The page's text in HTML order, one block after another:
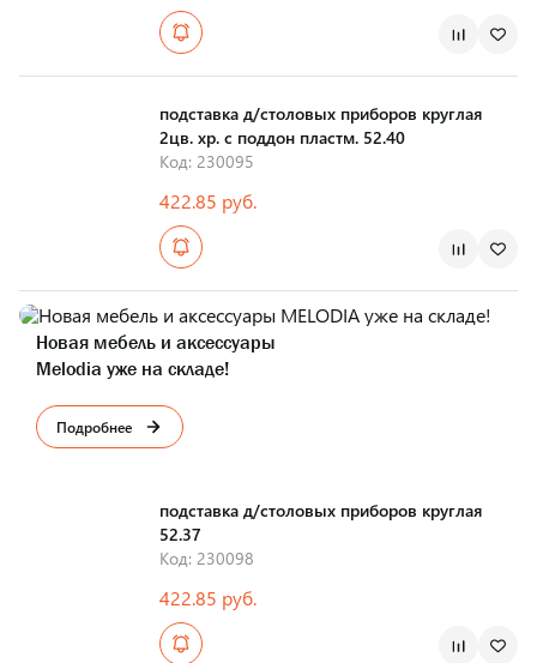
подставка д/столовых приборов круглая
2цв. хр. с поддон пластм. 52.40
Код: 230095
422.85 руб.
Новая мебель и аксессуары
Melodia уже на складе!
Подробнее
подставка д/столовых приборов круглая
52.37
Код: 230098
422.85 руб.